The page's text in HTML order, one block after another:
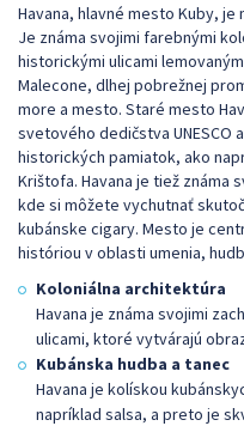
Havana, hlavné mesto Kuby,
Je známa svojimi farebnými
historickými ulicami
Malecone, dlhej pobrežnej
more a mesto. Staré mesto
svetového dedičstva UNESCO
historických pamiatok, ako
Krištofa. Havana je tiež známa
kde si môžete vychutnať
kubánske cigary. Mesto je
históriou v oblasti umenia,
Koloniálna architektúra
Havana je známa svojimi
ulicami, ktoré vytvárajú
Kubánska hudba a tanec
Havana je kolískou
napríklad salsa, a preto je